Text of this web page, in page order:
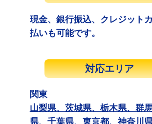
現金、銀行振込、クレジット
払いも可能です。
対応エリア
関東
山梨県、茨城県、栃木県、群
県、千葉県、東京都、神奈川